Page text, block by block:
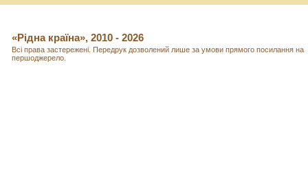
«Рідна країна», 2010 - 2026
Всі права застережені. Передрук дозволений лише за умови прямого посилання на
першоджерело.